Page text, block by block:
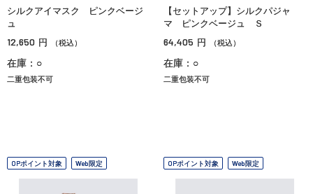
シルクアイマスク ピンクベージ
ュ
12,650 円 （税込）
在庫：○
二重包装不可
【セットアップ】シルクパジャ
マ ピンクベージュ Ｓ
64,405 円 （税込）
在庫：○
二重包装不可
OPポイント対象 Web限定 OPポイント対象 Web限定